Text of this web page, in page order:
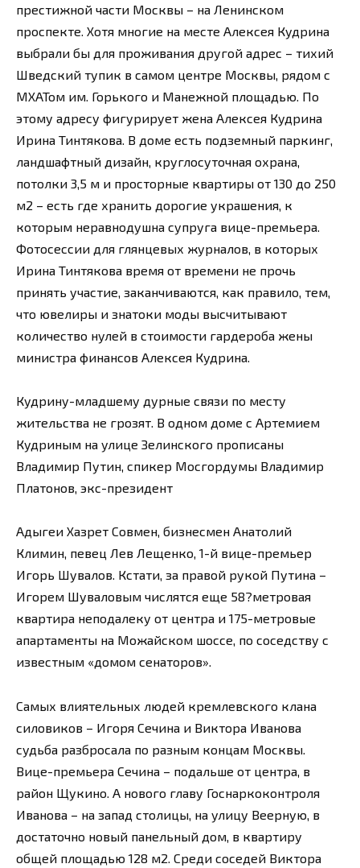
престижной части Москвы – на Ленинском
проспекте. Хотя многие на месте Алексея Кудрина
выбрали бы для проживания другой адрес – тихий
Шведский тупик в самом центре Москвы, рядом с
МХАТом им. Горького и Манежной площадью. По
этому адресу фигурирует жена Алексея Кудрина
Ирина Тинтякова. В доме есть подземный паркинг,
ландшафтный дизайн, круглосуточная охрана,
потолки 3,5 м и просторные квартиры от 130 до 250
м2 – есть где хранить дорогие украшения, к
которым неравнодушна супруга вице-премьера.
Фотосессии для глянцевых журналов, в которых
Ирина Тинтякова время от времени не прочь
принять участие, заканчиваются, как правило, тем,
что ювелиры и знатоки моды высчитывают
количество нулей в стоимости гардероба жены
министра финансов Алексея Кудрина.
Кудрину-младшему дурные связи по месту
жительства не грозят. В одном доме с Артемием
Кудриным на улице Зелинского прописаны
Владимир Путин, спикер Мосгордумы Владимир
Платонов, экс-президент
Адыгеи Хазрет Совмен, бизнесмен Анатолий
Климин, певец Лев Лещенко, 1-й вице-премьер
Игорь Шувалов. Кстати, за правой рукой Путина –
Игорем Шуваловым числятся еще 58?метровая
квартира неподалеку от центра и 175-метровые
апартаменты на Можайском шоссе, по соседству с
известным «домом сенаторов».
Самых влиятельных людей кремлевского клана
силовиков – Игоря Сечина и Виктора Иванова
судьба разбросала по разным концам Москвы.
Вице-премьера Сечина – подальше от центра, в
район Щукино. А нового главу Госнаркоконтроля
Иванова – на запад столицы, на улицу Веерную, в
достаточно новый панельный дом, в квартиру
общей площадью 128 м2. Среди соседей Виктора